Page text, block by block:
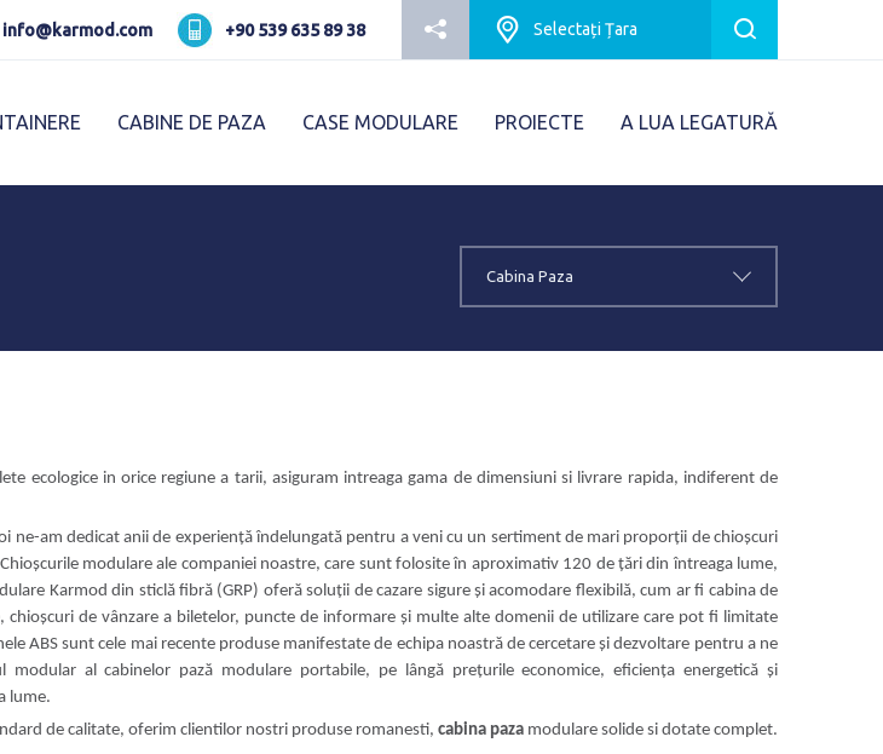
Karmod العربية Karmod Česko Karmod България
Karmod Romania Karmod Serbia Karmod Slovensko
Karmod Italia
Karmod United States Karmod Portugal
info@karmod.com +90 539 635 89 38 SelectațiȚara
CABINE DE PAZA CASE MODULARE PROIECTE A LUA LEGATURĂ
Cabina Paza
ecologice in orice regiune a tarii, asiguram intreaga gama de dimensiuni si livrare rapida, indiferent de
ne-am dedicat anii de experiență îndelungată pentru a veni cu un sertiment de mari proporții de chioșcuri
modulare ale companiei noastre, care sunt folosite în aproximativ 120 de țări din întreaga lume,
Karmod din sticlă fibră (GRP) oferă soluții de cazare sigure și acomodare flexibilă, cum ar fi cabina de
de vânzare a biletelor, puncte de informare și multe alte domenii de utilizare care pot fi limitate
ABS sunt cele mai recente produse manifestate de echipa noastră de cercetare și dezvoltare pentru a ne
al cabinelor pază modulare portabile, pe lângă prețurile economice, eficiența energetică și
lume.
de calitate, oferim clientilor nostri produse romanesti, cabina paza modulare solide si dotate complet.